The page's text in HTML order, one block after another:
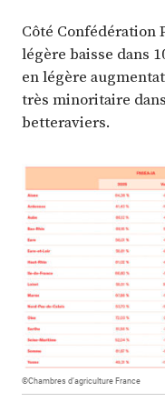
Côté Confédération
légère baisse dans
en légère
très minoritaire
betteraviers.
©Chambres d’agriculture France